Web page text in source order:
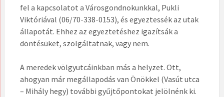
fel a kapcsolatot a Városgondnokunkkal, Pukli
Viktóriával (06/70-338-0153), és egyeztessék az utak
állapotát. Ehhez az egyeztetéshez igazítsák a
döntésüket, szolgáltatnak, vagy nem.
A meredek völgyutcáinkban más a helyzet. Ott,
ahogyan már megállapodás van Önökkel (Vasút utca
– Mihály hegy) további gyűjtőpontokat jelölnénk ki.